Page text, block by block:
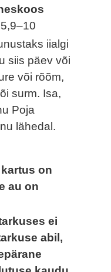
iialgi
siis päev või
või rõõm,
surm. Isa,
Poja
lähedal.
on
au on
ei
abil,